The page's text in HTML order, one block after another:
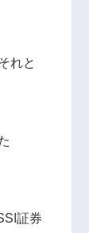
れと
証券